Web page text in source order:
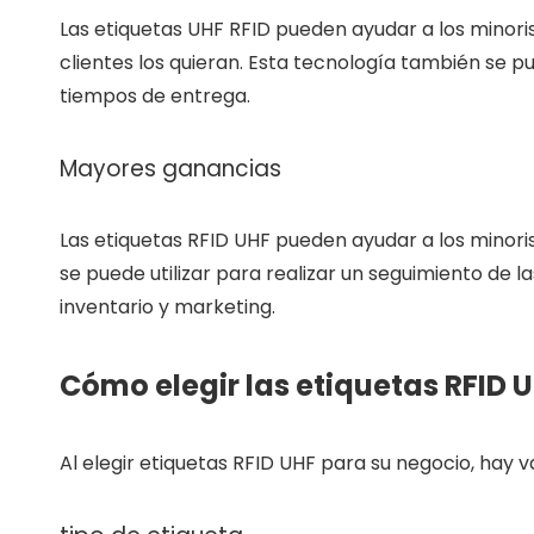
Las etiquetas UHF RFID pueden ayudar a los
clientes los quieran. Esta tecnología también se
tiempos de entrega.
Mayores ganancias
Las etiquetas RFID UHF pueden ayudar a los
se puede utilizar para realizar un seguimiento de
inventario y marketing.
Cómo elegir las etiquetas RFID
Al elegir etiquetas RFID UHF para su negocio,